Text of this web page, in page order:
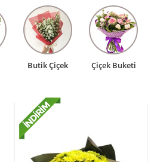
Butik Çiçek Çiçek Buketi